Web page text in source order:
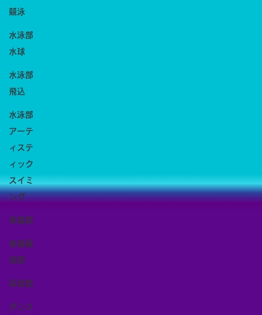
競泳
水泳部
水球
水泳部
飛込
水泳部
アーテ
ィステ
ィック
スイミ
ング
体操部
体操競
技部
卓球部
ダンス